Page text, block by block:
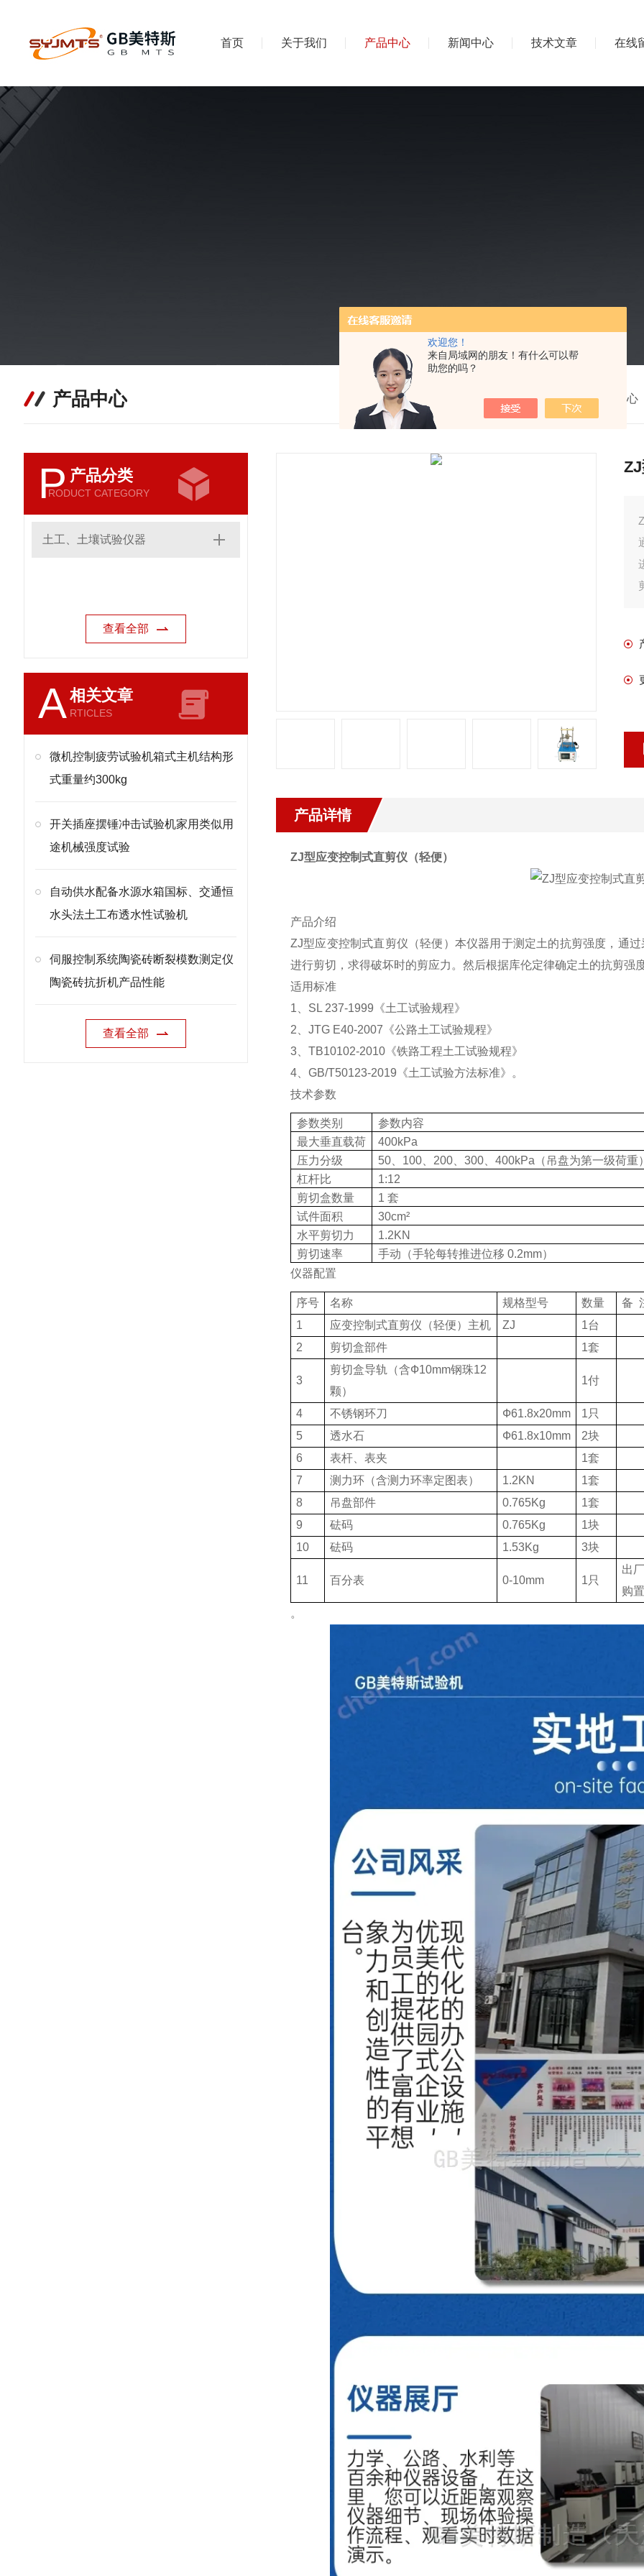
欢迎您！
来自局域网的朋友！有什么可以帮
助您的吗？
首页 关于我们 产品中心 新闻中心 技术文章 在线
产品中心 我的位置：首页>产品中心
P 产品分类
RODUCT CATEGORY
土工、土壤试验仪器
查看全部
A相关文章
RTICLES
微机控制疲劳试验机箱式主机结构形
式重量约300kg
开关插座摆锤冲击试验机家用类似用
途机械强度试验
自动供水配备水源水箱国标、交通恒
水头法土工布透水性试验机
伺服控制系统陶瓷砖断裂模数测定仪
陶瓷砖抗折机产品性能
查看全部
产品详情
ZJ型应变控制式直剪仪（轻便）
产品介绍
ZJ型应变控制式直剪仪（轻便） 本仪器用于测定土的抗剪强度，通
进行剪切，求得破坏时的剪应力。然后根据库伦定律确定土的抗剪强
适用标准
1
SL 237-1999 《土工试验规程》
2
JTG E40-2007 《公路土工试验规程》
3
TB10102-2010 《铁路工程土工试验规程》
4
GB/T50123-2019 《土工试验方法标准》。
技术参数
参数类别
参数内容
最大垂直载荷
400kPa
压力分级
50 100 200 300 400kPa （吊盘为第一级荷重
杠杆比
1:12
剪切盒数量
1 套
试件面积
30cm²
水平剪切力
1.2KN
剪切速率
手动（手轮每转推进位移 0.2mm）
仪器配置
序号 名称 规格型号 数量 备
1
应变控制式直剪仪（轻便）主机 ZJ 1台
2
剪切盒部件 1套
3
剪切盒导轨（含Ф10mm钢珠12
颗）
1付
4 不锈钢环刀 Ф61.8x20mm 1 只
5
透水石 Ф61.8x10mm 2块
6
表杆、表夹 1套
7
测力环（含测力环率定图表） 1.2KN 1套
8
吊盘部件 0.765Kg 1套
9
砝码 0.765Kg 1块
10
砝码 1.53Kg 3块
11 百分表 0-10mm 1 只
出
购置
。